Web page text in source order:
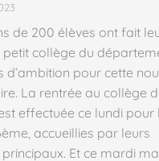
de 200 élèves ont fait
collège du
d’ambition pour cette
La rentrée au collège
effectuée ce lundi pour
accueillies par leurs
Et ce mardi